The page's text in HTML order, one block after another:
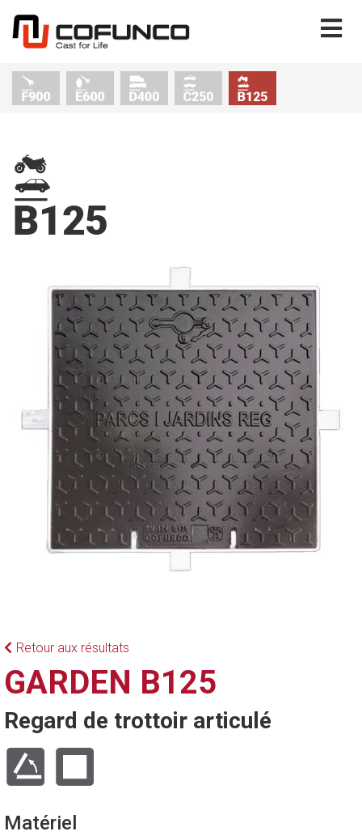
Retour aux résultats
GARDEN B125
Regard de trottoir articulé
Matériel